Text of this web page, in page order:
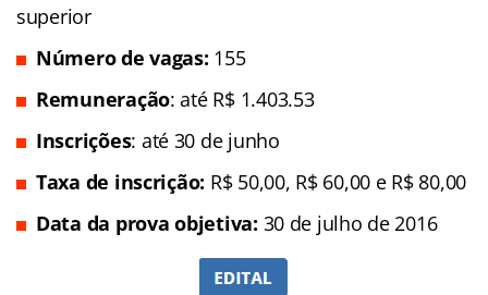
superior
Número de vagas: 155
Remuneração: até R$ 1.403.53
Inscrições: até 30 de junho
Taxa de inscrição: R$ 50,00, R$ 60,00 e R$ 80,00
Data da prova objetiva: 30 de julho de 2016